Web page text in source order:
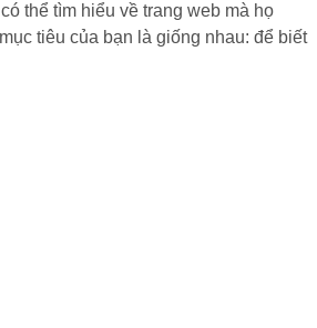
thể tìm hiểu về trang web mà họ
tiêu của bạn là giống nhau: để biết